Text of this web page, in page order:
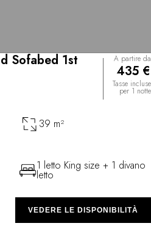
Sofabed 1st
A partire da
435 €
Tasse incluse
per 1 notte
39 m²
1 letto King size + 1 divano
letto
VEDERE LE DISPONIBILITÀ